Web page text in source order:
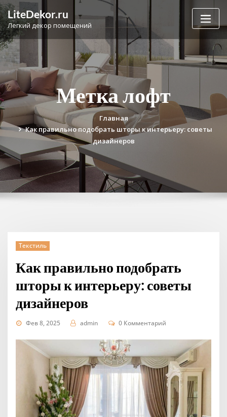
Перейти
к
содержимому
LiteDekor.ru
Легкий декор помещений
Метка лофт
Главная
Как правильно подобрать шторы к интерьеру: советы
дизайнеров
Текстиль
Как правильно подобрать
шторы к интерьеру: советы
дизайнеров
Фев 8, 2025 admin 0 Комментарий